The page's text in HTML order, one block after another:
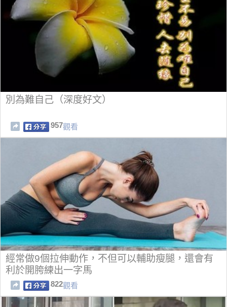
別為難自己（深度好文）
957觀看
經常做9個拉伸動作，不但可以輔助瘦腿，還會有
利於開胯練出一字馬
822觀看